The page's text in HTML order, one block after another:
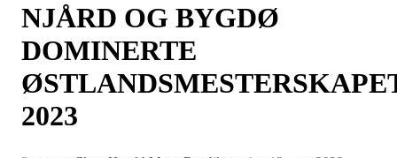
NJÅRD OG BYGDØ
DOMINERTE
2023